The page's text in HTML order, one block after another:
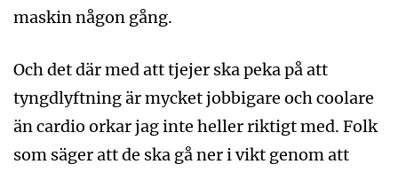
maskin någon gång.
Och det där med att tjejer ska peka på att
tyngdlyftning är mycket jobbigare och coolare
än cardio orkar jag inte heller riktigt med. Folk
som säger att de ska gå ner i vikt genom att